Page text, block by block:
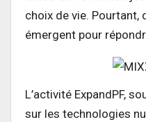
choix de vie. Pourtant,
émergent pour
L’activité ExpandPF,
sur les technologies